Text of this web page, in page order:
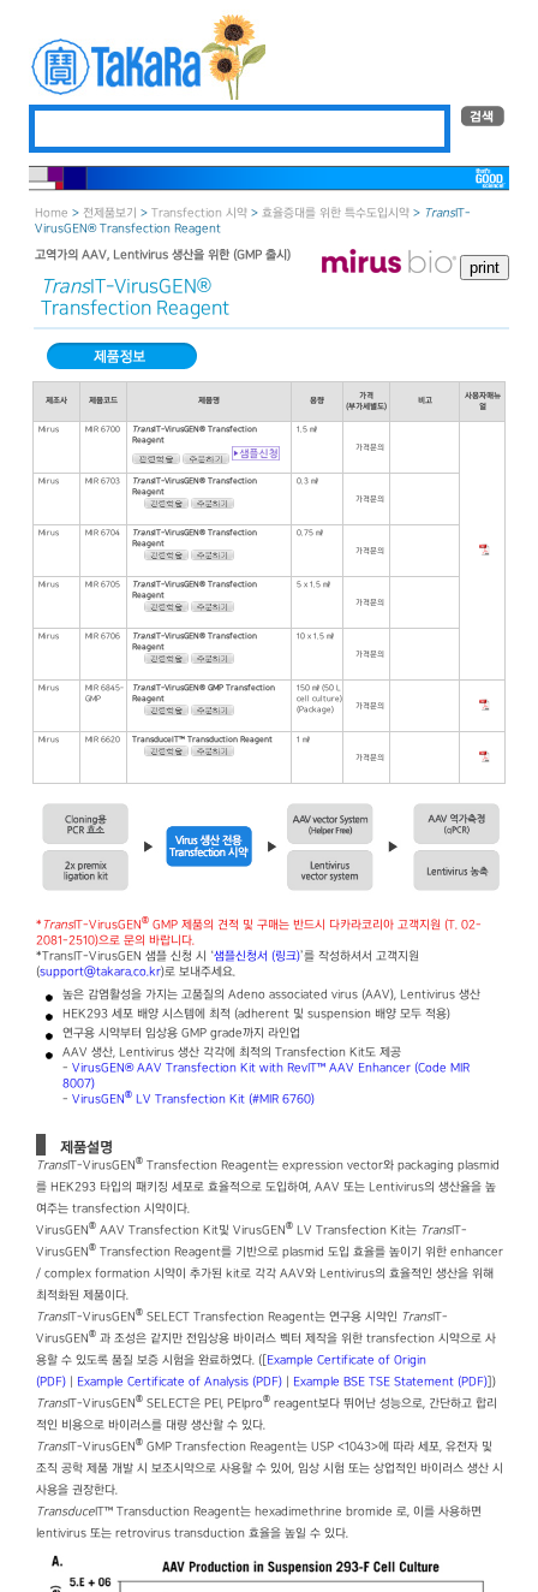
Home > 전제품보기 > Transfection 시약 > 효율증대를 위한 특수도입시약 > TransIT-
VirusGEN® Transfection Reagent
고역가의 AAV, Lentivirus 생산을 위한 (GMP 출시)
TransIT-VirusGEN®
Transfection Reagent
제조사 제품코드 제품명 용량
가격
(부가세별도)
비고
사용자매뉴
얼
Mirus MIR 6700 Trans IT-VirusGEN® Transfection
Reagent
1.5 ㎖
가격문의
Mirus MIR 6703 Trans IT-VirusGEN® Transfection
Reagent
0.3 ㎖
가격문의
Mirus MIR 6704 Trans IT-VirusGEN® Transfection
Reagent
0.75 ㎖
가격문의
Mirus MIR 6705 Trans IT-VirusGEN® Transfection
Reagent
5 x 1.5 ㎖
가격문의
Mirus MIR 6706 Trans IT-VirusGEN® Transfection
Reagent
10 x 1.5 ㎖
가격문의
Mirus
MIR 6845-
GMP
Trans IT-VirusGEN® GMP Transfection
Reagent
150 ㎖ (50 L
cell culture)
(Package)
가격문의
Mirus MIR 6620 TransduceIT™ Transduction Reagent 1 ㎖
가격문의
*TransIT-VirusGEN® GMP 제품의 견적 및 구매는 반드시 다카라코리아 고객지원 (T. 02-
2081-2510)으로 문의 바랍니다.
*TransIT-VirusGEN 샘플 신청 시 ‘샘플신청서 (링크)’를 작성하셔서 고객지원
(support@takara.co.kr)로 보내주세요.
높은 감염활성을 가지는 고품질의 Adeno associated virus (AAV), Lentivirus 생산
HEK293 세포 배양 시스템에 최적 (adherent 및 suspension 배양 모두 적용)
연구용 시약부터 임상용 GMP grade까지 라인업
AAV 생산, Lentivirus 생산 각각에 최적의 Transfection Kit도 제공
- VirusGEN® AAV Transfection Kit with RevIT™ AAV Enhancer (Code MIR
8007)
- VirusGEN® LV Transfection Kit (#MIR 6760)
제품설명
TransIT-VirusGEN® Transfection Reagent는 expression vector와 packaging plasmid
를 HEK293 타입의 패키징 세포로 효율적으로 도입하여, AAV 또는 Lentivirus의 생산율을 높
여주는 transfection 시약이다.
VirusGEN® AAV Transfection Kit및 VirusGEN® LV Transfection Kit는 TransIT-
VirusGEN® Transfection Reagent를 기반으로 plasmid 도입 효율를 높이기 위한 enhancer
/ complex formation 시약이 추가된 kit로 각각 AAV와 Lentivirus의 효율적인 생산을 위해
최적화된 제품이다.
TransIT-VirusGEN® SELECT Transfection Reagent는 연구용 시약인 TransIT-
VirusGEN® 과 조성은 같지만 전임상용 바이러스 벡터 제작을 위한 transfection 시약으로 사
용할 수 있도록 품질 보증 시험을 완료하였다. ([ Example Certificate of Origin
(PDF)
Example Certificate of Analysis (PDF) Example BSE TSE Statement (PDF) ])
TransIT-VirusGEN® SELECT은 PEI, PEIpro® reagent보다 뛰어난 성능으로, 간단하고 합리
적인 비용으로 바이러스를 대량 생산할 수 있다.
TransIT-VirusGEN® GMP Transfection Reagent는 USP <1043>에 따라 세포, 유전자 및
조직 공학 제품 개발 시 보조시약으로 사용할 수 있어, 임상 시험 또는 상업적인 바이러스 생산 시
사용을 권장한다.
TransduceIT™ Transduction Reagent는 hexadimethrine bromide 로, 이를 사용하면
lentivirus 또는 retrovirus transduction 효율을 높일 수 있다.